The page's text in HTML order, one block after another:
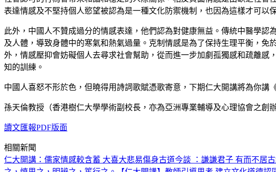
表達情感及不堅持個人慾望被認為是一種文化防禦機制，也因為這樣才可以
此外，中國人不贊成過分的情感表達，他們認為對健康無益。傳統中醫學
及人體，導致身體中的寒氣和熱氣過量。克制情感是為了保持生理平衡，
外，情感壓抑會妨礙個人去尋求社會幫助，從而進一步加劇孤獨感和疏離
知的訓練。
中國人喜怒不形於色，但曉得用詩詞歌賦憑歌寄意，下期仁大開講將為你講
孫天倫教授（香港樹仁大學學術副校長，亦為亞洲專業輔導及心理協會之創
讀文匯報PDF版面
相關新聞
仁大開講：儒家情感較含蓄 大喜大悲易傷身古道今談 ：謙謙君子 有而不居